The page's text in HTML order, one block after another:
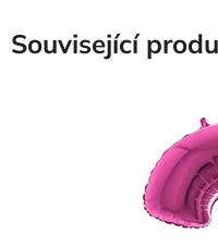
Související